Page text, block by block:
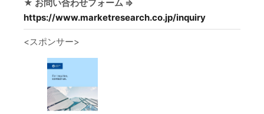
★ お問い合わせフォーム ⇒
https://www.marketresearch.co.jp/inquiry
<スポンサー>